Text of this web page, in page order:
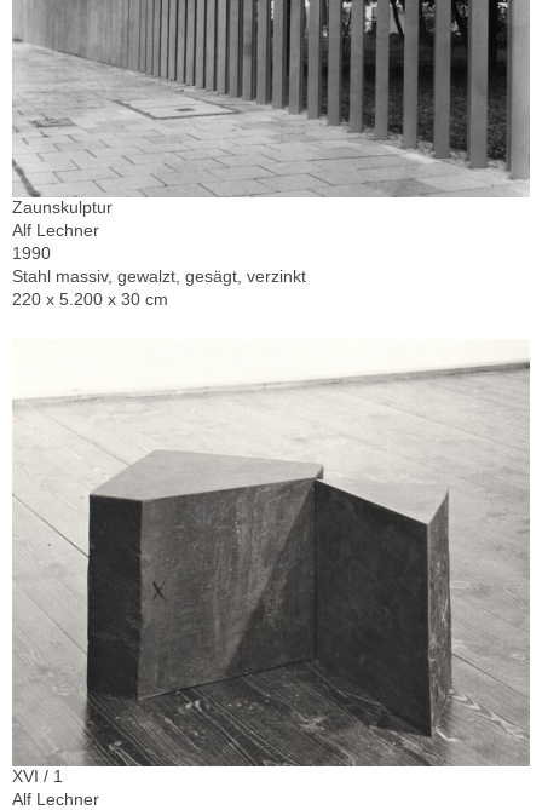
Zaunskulptur
Alf Lechner
1990
Stahl massiv, gewalzt, gesägt, verzinkt
220 x 5.200 x 30 cm
XVI / 1
Alf Lechner